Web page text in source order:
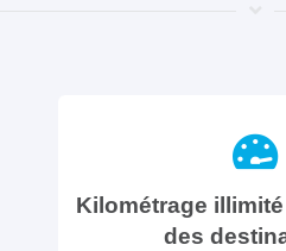
Kilométrage
des